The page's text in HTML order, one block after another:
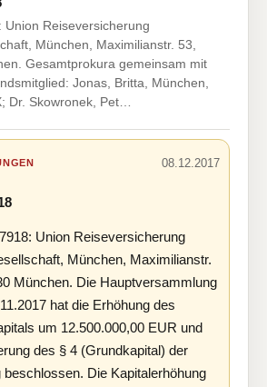
Union Reiseversicherung
München, Maximilianstr. 53,
Gesamtprokura gemeinsam mit
Jonas, Britta, München,
Dr. Skowronek, Pet…
08.12.2017
Union Reiseversicherung
München, Maximilianstr.
München. Die Hauptversammlung
hat die Erhöhung des
um 12.500.000,00 EUR und
des § 4 (Grundkapital) der
beschlossen. Die Kapitalerhöhung